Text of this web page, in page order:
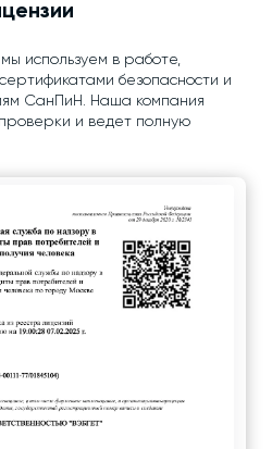
используем в работе,
безопасности и
СанПиН. Наша компания
и ведет полную